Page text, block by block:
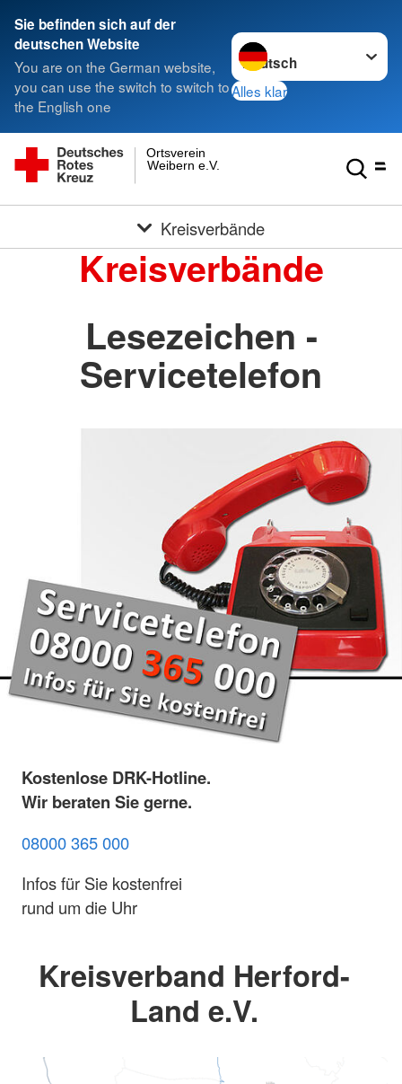
Sie befinden sich auf der
deutschen Website
You are on the German website,
you can use the switch to switch to
the English one
Sprache wechseln zu
Alles klar
Weibern e.V.
Ortsverein
Kreisverbände
Kreisverbände
Lesezeichen -
Servicetelefon
Kostenlose DRK-Hotline.
Wir beraten Sie gerne.
08000 365 000
Infos für Sie kostenfrei
rund um die Uhr
Kreisverband Herford-
Land e.V.